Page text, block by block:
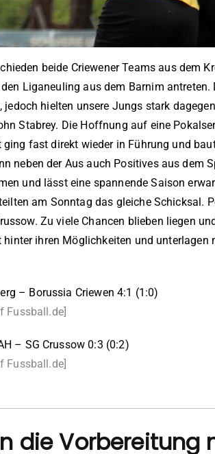
beide Criewener Teams aus dem
Liganeuling aus dem Barnim
jedoch hielten unsere Jungs stark
Stabrey. Die Hoffnung auf eine
fast direkt wieder in Führung und
neben der Aus auch Positives aus dem
und lässt eine spannende Saison
am Sonntag das gleiche Schicksal.
Zu viele Chancen blieben liegen
hinter ihren Möglichkeiten und
– Borussia Criewen 4:1 (1:0)
Fussball.de]
– SG Crussow 0:3 (0:2)
Fussball.de]
die Vorbereitung